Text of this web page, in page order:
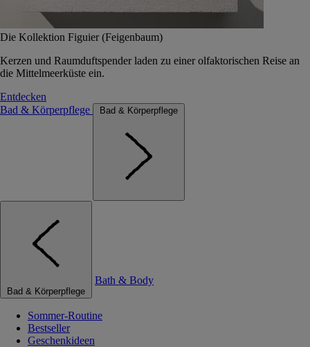
Die Kollektion Figuier (Feigenbaum)
Kerzen und Raumduftspender laden zu einer olfaktorischen Reise an
die Mittelmeerküste ein.
Entdecken
Bad & Körperpflege
Bad & Körperpflege
Bad & Körperpflege
Bath & Body
Sommer-Routine
Bestseller
Geschenkideen